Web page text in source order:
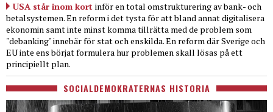
USA står inom kort inför en total omstrukturering av bank- och
betalsystemen. En reform i det tysta för att bland annat digitalisera
ekonomin samt inte minst komma tillrätta med de problem som
"debanking" innebär för stat och enskilda. En reform där Sverige och
EU inte ens börjat formulera hur problemen skall lösas på ett
principiellt plan.
SOCIALDEMOKRATERNAS HISTORIA